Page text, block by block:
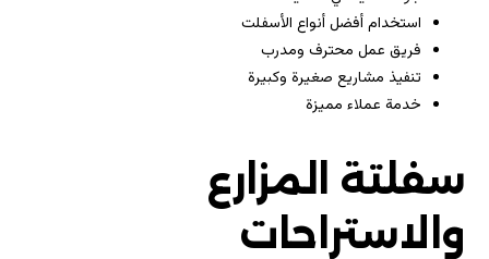
استخدام أفضل أنواع الأسفلت
فريق عمل محترف ومدرب
تنفيذ مشاريع صغيرة وكبيرة
خدمة عملاء مميزة
سفلتة المزارع
والاستراحات